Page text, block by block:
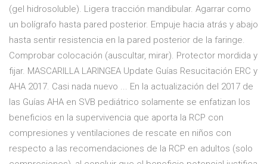
(gel hidrosoluble). Ligera tracción mandibular. Agarrar como
un bolígrafo hasta pared posterior. Empuje hacia atrás y abajo
hasta sentir resistencia en la pared posterior de la faringe.
Comprobar colocación (auscultar, mirar). Protector mordida y
fijar. MASCARILLA LARINGEA Update Guías Resucitación ERC y
AHA 2017. Casi nada nuevo ... En la actualización del 2017 de
las Guías AHA en SVB pediátrico solamente se enfatizan los
beneficios en la supervivencia que aporta la RCP con
compresiones y ventilaciones de rescate en niños con
respecto a las recomendaciones de la RCP en adultos (solo